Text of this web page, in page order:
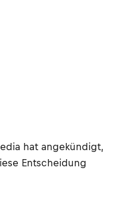
hat angekündigt,
Entscheidung